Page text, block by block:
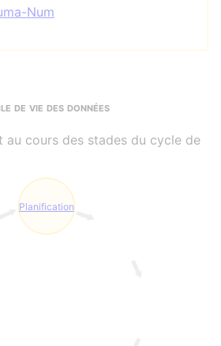
Num
de vie des données
au cours des stades du cycle de
Planification